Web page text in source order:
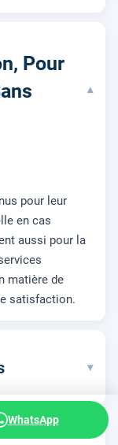
Pour
▾
pour leur
en cas
aussi pour la
matière de
satisfaction.
▾
WhatsApp